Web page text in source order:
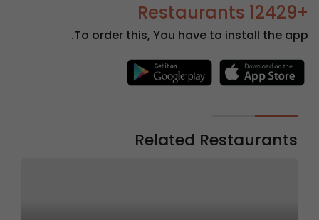
+12429 Restaurants
To order this, You have to install the app.
Related Restaurants